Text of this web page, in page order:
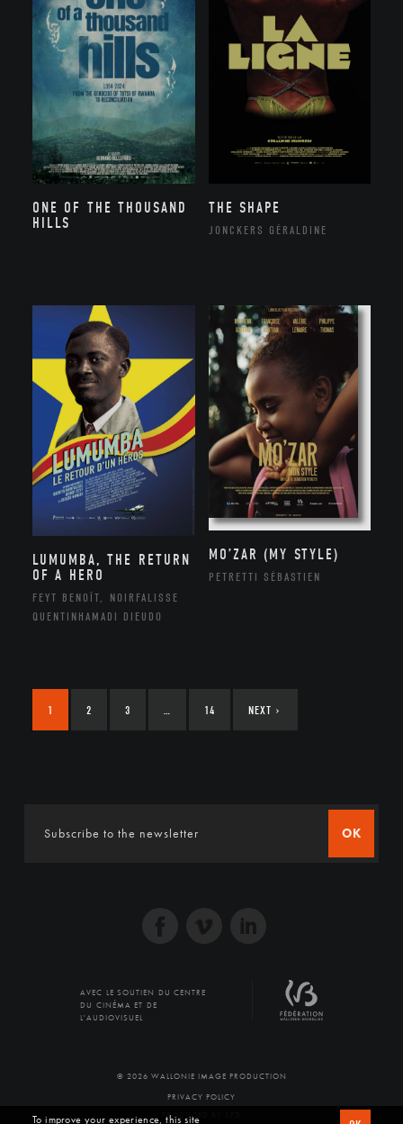
ONE OF THE THOUSAND
HILLS
THE SHAPE
JONCKERS GÉRALDINE
LUMUMBA, THE RETURN
OF A HERO
FEYT BENOÎT, NOIRFALISSE
QUENTINHAMADI DIEUDO
MO’ZAR (MY STYLE)
PETRETTI SÉBASTIEN
1 2 3 14 NEXT ›
OK
AVEC LE SOUTIEN DU CENTRE
DU CINÉMA ET DE
L'AUDIOVISUEL
© 2026 WALLONIE IMAGE PRODUCTION
PRIVACY POLICY
PRODUCED BY SFD
To improve your experience, this site